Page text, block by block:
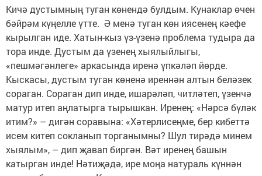
Кичә дустымның туган көнендә булдым. Кунаклар өчен
бәйрәм күңелле үтте. Ә менә туган көн иясенең кәефе
кырылган иде. Хатын-кыз үз-үзенә проблема тудыра да
тора инде. Дустым да үзенең хыялыйлыгы,
«пешмәгәнлеге» аркасында иренә үпкәләп йөрде.
Кыскасы, дустым туган көненә иреннән алтын беләзек
сораган. Сораган дип инде, ишарәләп, читләтеп, үзенчә
матур итеп аңлатырга тырышкан. Иренең: «Нәрсә бүләк
итим?» – дигән соравына: «Хәтерлисеңме, бер кибеттә
исем китеп сокланып торганымны? Шул тирәдә минем
хыялым», – дип җавап биргән. Вәт иренең башын
катырган инде! Нәтиҗәдә, ире моңа натураль күннән